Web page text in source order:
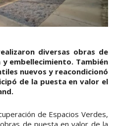
diversas obras de
embellecimiento. También
nuevos y reacondicionó
de la puesta en valor el
de Espacios Verdes,